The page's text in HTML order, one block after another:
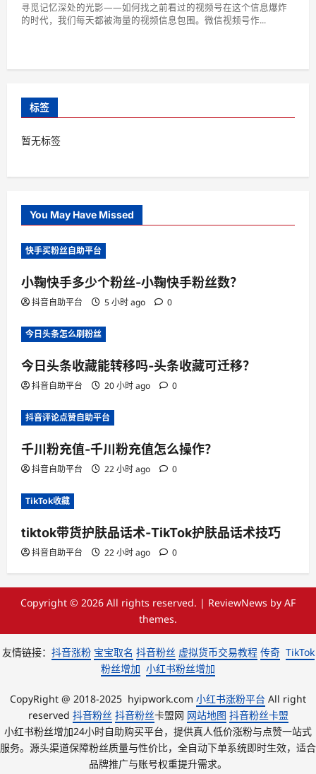
寻觅记忆深处的光影——如何找之前看过的视频号在这个信息爆炸
的时代，我们每天都被海量的视频信息包围。微信视频号作...
标签
暂无标签
You May Have Missed
快手买粉丝自助平台
小鞠快手多少个粉丝-小鞠快手粉丝数？
抖音自助平台 5 小时 ago 0
今日头条怎么刷粉丝
今日头条收藏能转移吗-头条收藏可迁移？
抖音自助平台 20 小时 ago 0
抖音评论点赞自助平台
千川粉充值-千川粉充值怎么操作？
抖音自助平台 22 小时 ago 0
TikTok收藏
tiktok带货护肤品话术-TikTok护肤品话术技巧
抖音自助平台 22 小时 ago 0
Copyright © 2026 All rights reserved. | ReviewNews by AF
themes.
友情链接： 抖音涨粉 宝宝取名 抖音粉丝 虚拟货币交易教程 传奇 TikTok
粉丝增加 小红书粉丝增加
CopyRight @ 2018-2025 hyipwork.com 小红书涨粉平台 All right
reserved 抖音粉丝 抖音粉丝卡盟网 网站地图 抖音粉丝卡盟
小红书粉丝增加24小时自助购买平台，提供真人低价涨粉与点赞一站式
服务。源头渠道保障粉丝质量与性价比，全自动下单系统即时生效，适合
品牌推广与账号权重提升需求。